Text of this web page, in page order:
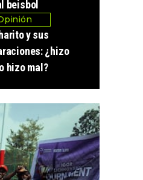
beisbol
y sus
¿hizo
hizo mal?